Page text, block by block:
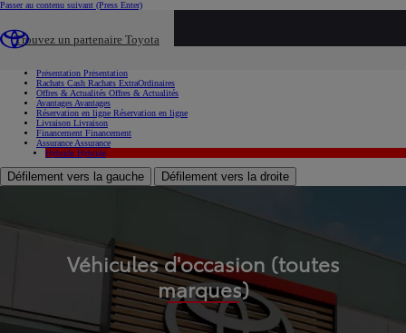
Passer au contenu suivant (Press Enter)
Trouvez un partenaire Toyota
Présentation Présentation
Rachats Cash Rachats ExtraOrdinaires
Offres & Actualités Offres & Actualités
Avantages Avantages
Réservation en ligne Réservation en ligne
Livraison Livraison
Financement Financement
Assurance Assurance
Hybride Hybride
Défilement vers la gauche Défilement vers la droite
Véhicules d'occasion (toutes
marques)